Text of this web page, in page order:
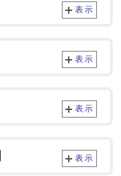
表示
表示
表示
表示